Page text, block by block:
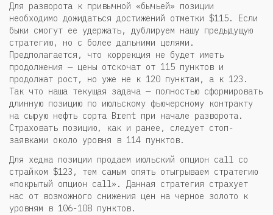
Для разворота к привычной «бычьей» позиции
необходимо дожидаться достижений отметки $115. Если
быки смогут ее удержать, дублируем нашу предыдущую
стратегию, но с более дальними целями.
Предполагается, что коррекция не будет иметь
продолжения — цены отскочат от 115 пунктов и
продолжат рост, но уже не к 120 пунктам, а к 123.
Так что наша текущая задача — полностью сформировать
длинную позицию по июльскому фьючерсному контракту
на сырую нефть сорта Brent при начале разворота.
Страховать позицию, как и ранее, следует стоп-
заявками около уровня в 114 пунктов.
Для хеджа позиции продаем июльский опцион call со
страйком $123, тем самым опять отыгрываем стратегию
«покрытый опцион call». Данная стратегия страхует
нас от возможного снижения цен на черное золото к
уровням в 106-108 пунктов.